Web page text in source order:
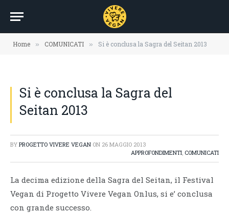
Home » COMUNICATI » Si è conclusa la Sagra del Seitan 2013
Si è conclusa la Sagra del
Seitan 2013
BY PROGETTO VIVERE VEGAN ON 26 MAGGIO 2013
APPROFONDIMENTI, COMUNICATI
La decima edizione della Sagra del Seitan, il Festival
Vegan di Progetto Vivere Vegan Onlus, si e’ conclusa
con grande successo.